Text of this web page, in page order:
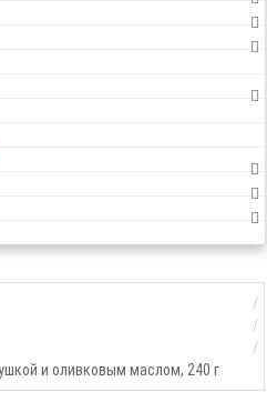
и оливковым маслом, 240 г